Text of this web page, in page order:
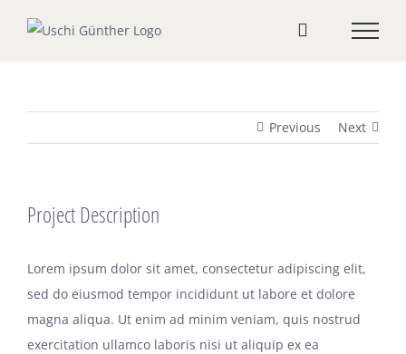
Inhalt
Previous Next
Project Description
Lorem ipsum dolor sit amet, consectetur adipiscing elit,
sed do eiusmod tempor incididunt ut labore et dolore
magna aliqua. Ut enim ad minim veniam, quis nostrud
exercitation ullamco laboris nisi ut aliquip ex ea